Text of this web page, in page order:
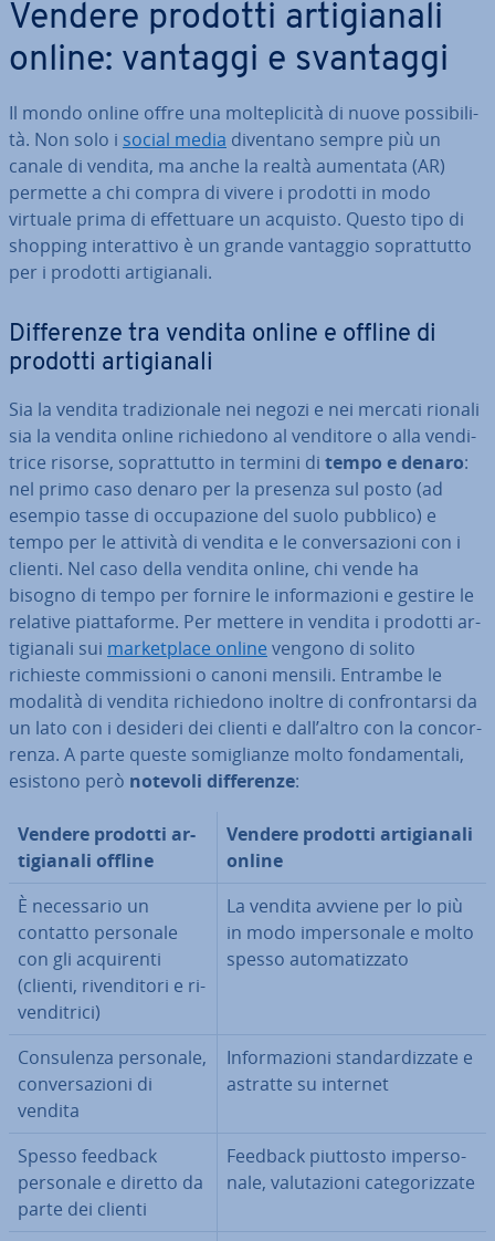
Vendere prodotti ar­ti­gia­na­li
online: vantaggi e svantaggi
Il mondo online offre una mol­te­pli­ci­tà di nuove pos­si­bi­li­
tà. Non solo i social media diventano sempre più un
canale di vendita, ma anche la realtà aumentata (AR)
permette a chi compra di vivere i prodotti in modo
virtuale prima di ef­fet­tua­re un acquisto. Questo tipo di
shopping in­te­rat­ti­vo è un grande vantaggio so­prat­tut­to
per i prodotti ar­ti­gia­na­li.
Dif­fe­ren­ze tra vendita online e offline di
prodotti ar­ti­gia­na­li
Sia la vendita tra­di­zio­na­le nei negozi e nei mercati rionali
sia la vendita online ri­chie­do­no al venditore o alla ven­di­
tri­ce risorse, so­prat­tut­to in termini di tempo e denaro:
nel primo caso denaro per la presenza sul posto (ad
esempio tasse di oc­cu­pa­zio­ne del suolo pubblico) e
tempo per le attività di vendita e le con­ver­sa­zio­ni con i
clienti. Nel caso della vendita online, chi vende ha
bisogno di tempo per fornire le in­for­ma­zio­ni e gestire le
relative piat­ta­for­me. Per mettere in vendita i prodotti ar­
ti­gia­na­li sui mar­ket­pla­ce online vengono di solito
richieste com­mis­sio­ni o canoni mensili. Entrambe le
modalità di vendita ri­chie­do­no inoltre di con­fron­tar­si da
un lato con i desideri dei clienti e dall’altro con la con­cor­
ren­za. A parte queste so­mi­glian­ze molto fon­da­men­ta­li,
esistono però notevoli dif­fe­ren­ze:
Vendere prodotti ar­
ti­gia­na­li offline
Vendere prodotti ar­ti­gia­na­li
online
È ne­ces­sa­rio un
contatto personale
con gli ac­qui­ren­ti
(clienti, ri­ven­di­to­ri e ri­
ven­di­tri­ci)
La vendita avviene per lo più
in modo im­per­so­na­le e molto
spesso au­to­ma­tiz­za­to
Con­su­len­za personale,
con­ver­sa­zio­ni di
vendita
In­for­ma­zio­ni stan­dar­diz­za­te e
astratte su internet
Spesso feedback
personale e diretto da
parte dei clienti
Feedback piuttosto im­per­so­
na­le, va­lu­ta­zio­ni ca­te­go­riz­za­te